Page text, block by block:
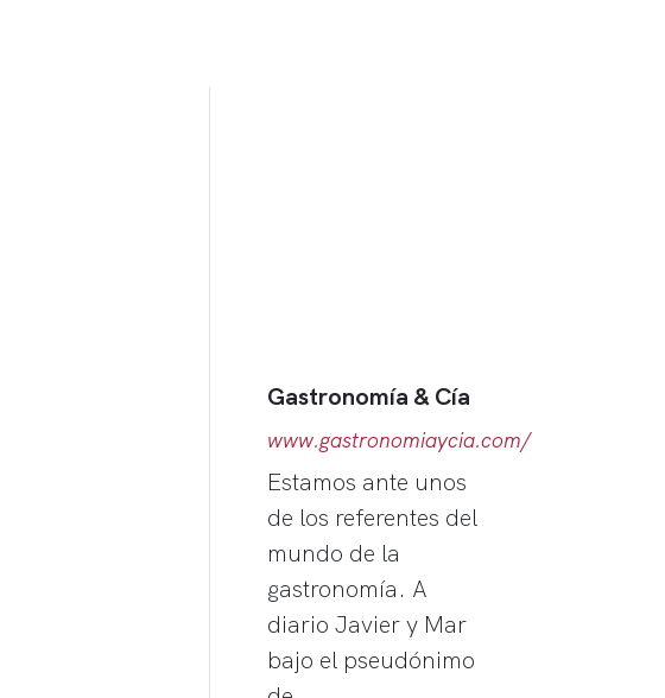
Gastronomía & Cía
www.gastronomiaycia.com/
Estamos ante unos
de los referentes del
mundo de la
gastronomía. A
diario Javier y Mar
bajo el pseudónimo